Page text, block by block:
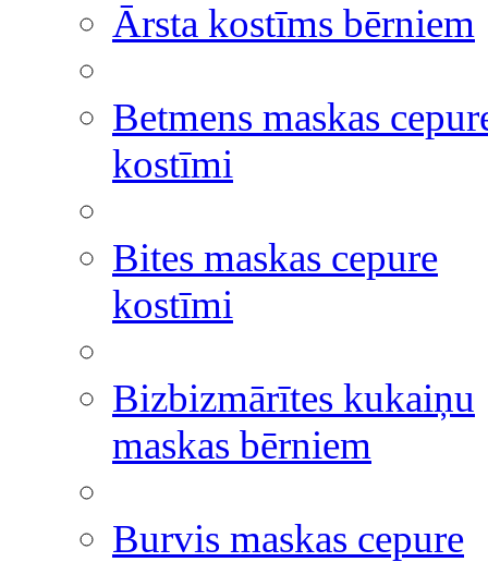
Ārsta kostīms bērniem
Betmens maskas
kostīmi
Bites maskas cepure
kostīmi
Bizbizmārītes kukaiņu
maskas bērniem
Burvis maskas cepure